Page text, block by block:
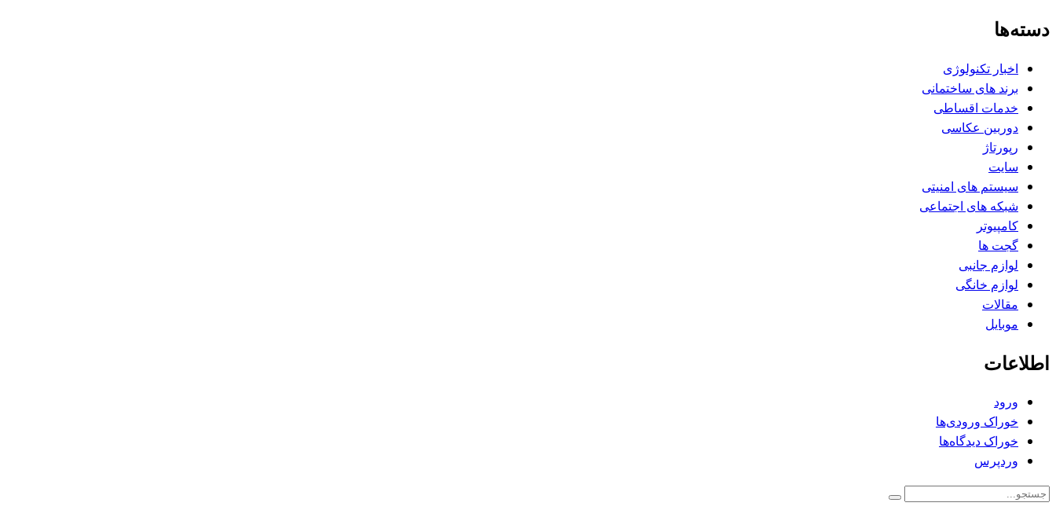
دسته‌ها
اخبار تکنولوژی
برند های ساختمانی
خدمات اقساطی
دوربین عکاسی
رپورتاژ
سایت
سیستم های امنیتی
شبکه های اجتماعی
کامپیوتر
گجت ها
لوازم جانبی
لوازم خانگی
مقالات
موبایل
اطلاعات
ورود
خوراک ورودی‌ها
خوراک دیدگاه‌ها
وردپرس